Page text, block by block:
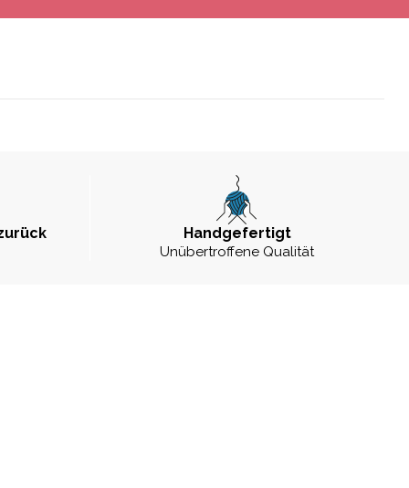
Handgefertigt
Unübertroffene Qualität